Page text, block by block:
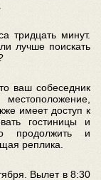
тридцать минут.
лучше поискать
ваш собеседник
имеет доступ к
гостиницы и
продолжить и
реплика.
Вылет в 8:30